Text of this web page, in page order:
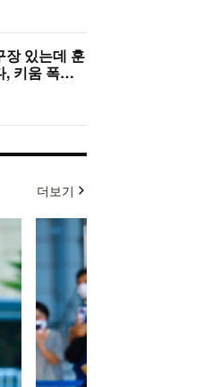
장 있는데 훈
키움 폭염·
더보기